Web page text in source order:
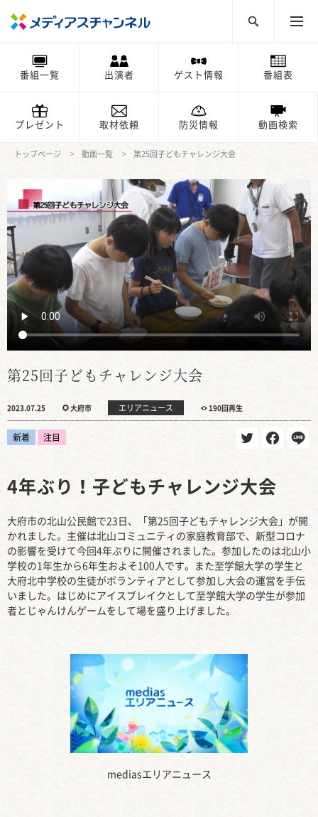
番組一覧 出演者 ゲスト情報 番組表
プレゼント 取材依頼 防災情報 動画検索
トップページ 動画一覧 第25回子どもチャレンジ大会
第25回子どもチャレンジ大会
2023.07.25 大府市 エリアニュース 190回再生
新着 注目
mediasエリアニュース
4年ぶり！子どもチャレンジ大会
大府市の北山公民館で23日、「第25回子どもチャレンジ大会」が開
かれました。主催は北山コミュニティの家庭教育部で、新型コロナ
の影響を受けて今回4年ぶりに開催されました。参加したのは北山小
学校の1年生から6年生およそ100人です。また至学館大学の学生と
大府北中学校の生徒がボランティアとして参加し大会の運営を手伝
いました。はじめにアイスブレイクとして至学館大学の学生が参加
者とじゃんけんゲームをして場を盛り上げました。